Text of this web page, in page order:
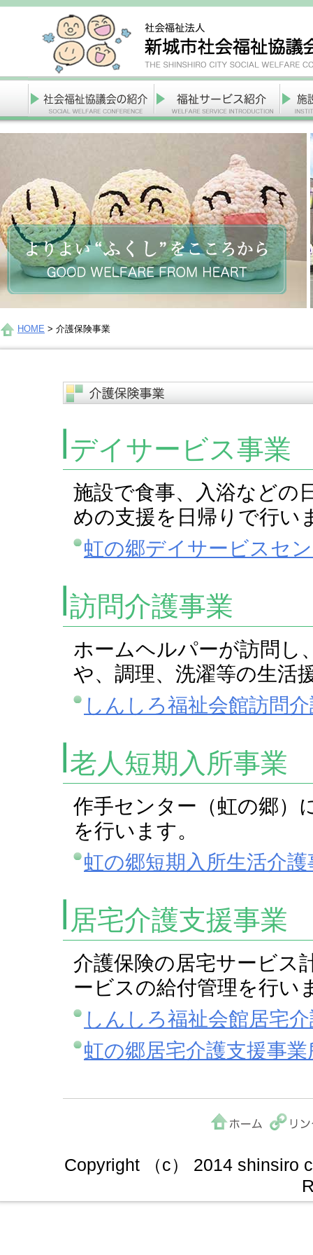
HOME > 介護保険事業
デイサービス事業
施設で食事、入浴などの
めの支援を日帰りで行い
虹の郷デイサービスセ
訪問介護事業
ホームヘルパーが訪問し
や、調理、洗濯等の生活
しんしろ福祉会館訪問
老人短期入所事業
作手センター（虹の郷）
を行います。
虹の郷短期入所生活介護
居宅介護支援事業
介護保険の居宅サービス
ービスの給付管理を行い
しんしろ福祉会館居宅
虹の郷居宅介護支援事業
Copyright （c） 2014 shinsiro